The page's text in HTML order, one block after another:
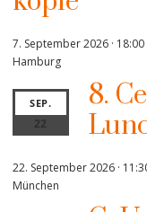
7. September 2026 ·
Hamburg
SEP.
22
8.
22. September 2026 ·
München